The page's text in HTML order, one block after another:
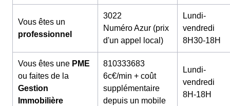
Vous êtes un
professionnel
3022
Numéro Azur (prix
d'un appel local)
Lundi-
vendredi
8H30-18H
Vous êtes une PME
ou faites de la
Gestion
Immobilière
810333683
6c€/min + coût
supplémentaire
depuis un mobile
Lundi-
vendredi
8H-18H